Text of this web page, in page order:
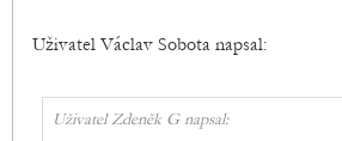
Uživatel Václav Sobota napsal:
Uživatel Zdeněk G napsal: